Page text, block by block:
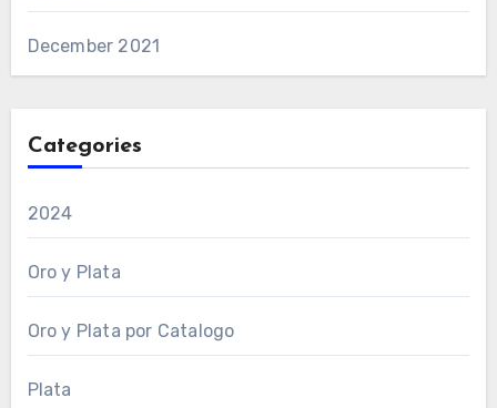
December 2021
Categories
2024
Oro y Plata
Oro y Plata por Catalogo
Plata